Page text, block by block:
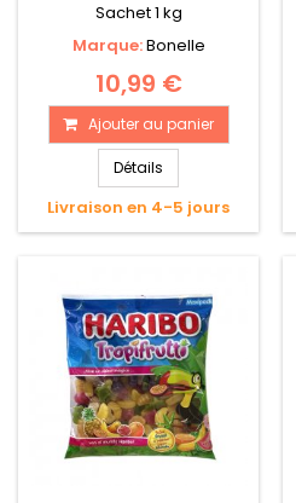
Sachet 1 kg
Marque:Bonelle
10,99 €
Ajouter au panier
Détails
Livraison en 4-5 jours